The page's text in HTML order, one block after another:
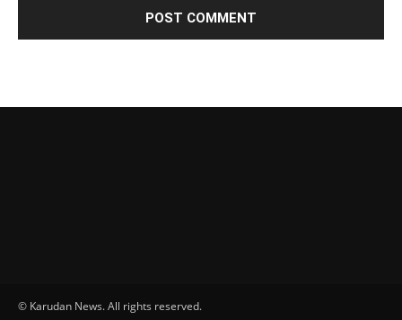
© Karudan News. All rights reserved.